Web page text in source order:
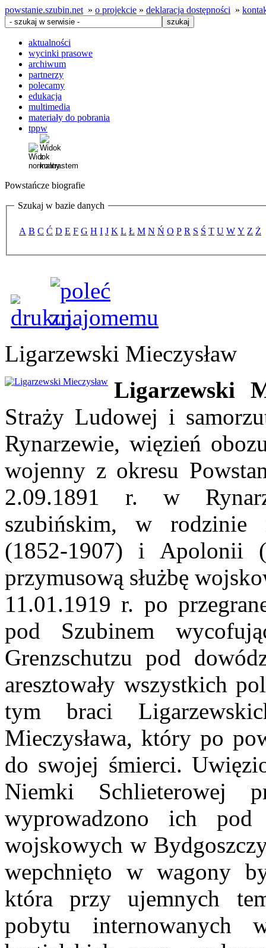
powstanie.szubin.net » o projekcie » deklaracja dostępności »
aktualności
wycinki prasowe
archiwum
partnerzy
polecamy
edukacja
multimedia
materiały do pobrania
tppw
Powstańcze biografie
Szukaj w bazie danych
A B C Ć D E F G H I J K L Ł M N Ń O P R S Ś T U W Y Z Ż
Ligarzewski Mieczysław
Ligarzewski
Straży Ludowej i
Rynarzewie, więzień
wojenny z okresu
2.09.1891 r. w
szubińskim, w rodzinie
(1852-1907) i Apolonii
przymusową służbę
11.01.1919 r. po
pod Szubinem
Grenzschutzu pod
aresztowały wszystkich
tym braci
Mieczysława, który po
do swojej śmierci.
Niemki Schlieterowej
wyprowadzono ich
wojskowych w
wepchnięto w wagony
która przy ujemnych
pobytu internowanych